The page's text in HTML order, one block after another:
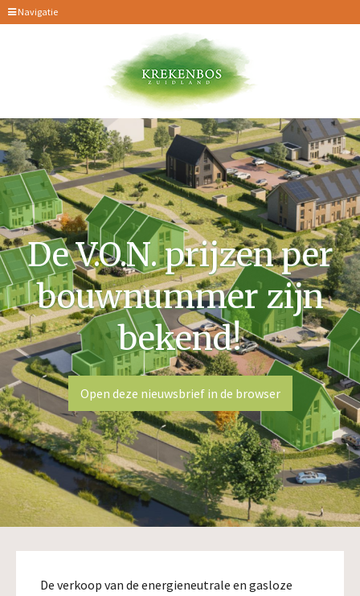
Navigatie
De V.O.N. prijzen per
bouwnummer zijn
bekend!
Open deze nieuwsbrief in de browser
De verkoop van de energieneutrale en gasloze